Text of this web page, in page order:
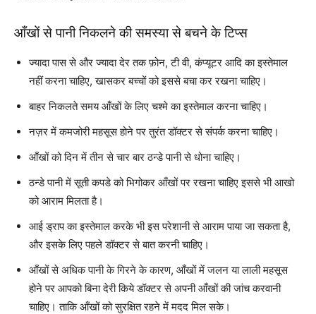
आँखों से पानी निकलने की समस्या से बचने के टिप्स
ज्यादा पास से और ज्यादा देर तक फ़ोन, टी वी, कंप्यूटर आदि का इस्तेमाल
नहीं करना चाहिए, खासकर बच्चों को इससे बचा कर रखना चाहिए।
बाहर निकलते समय आँखों के लिए चश्मे का इस्तेमाल करना चाहिए।
नज़र में कमजोरी महसूस होने पर तुरंत डॉक्टर से संपर्क करना चाहिए।
आँखों को दिन में तीन से चार बार ठन्डे पानी से धोना चाहिए।
ठन्डे पानी में सूती कपडे को भिगोकर आँखों पर रखना चाहिए इससे भी आखो
को आराम मिलता है।
आई ड्राप का इस्तेमाल करके भी इस परेशानी से आराम पाया जा सकता है,
और इसके लिए पहले डॉक्टर से बात करनी चाहिए।
आँखों से अधिक पानी के गिरने के कारण, आँखों में जलन या लाली महसूस
होने पर आपको बिना देरी किये डॉक्टर से अपनी आँखों की जांच करवानी
चाहिए। ताकि आँखों को सुरक्षित रहने में मदद मिल सके।